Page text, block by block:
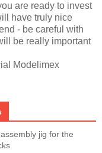
are ready to invest
have truly nice
- be careful with
be really important
Modelimex
jig for the